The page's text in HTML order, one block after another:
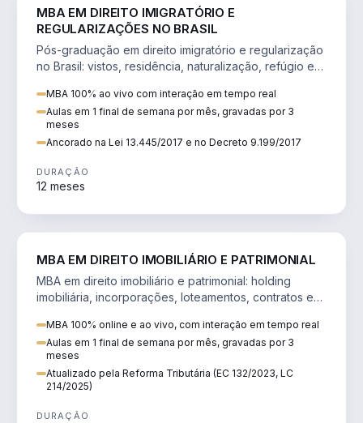
MBA EM DIREITO IMIGRATÓRIO E
REGULARIZAÇÕES NO BRASIL
Pós-graduação em direito imigratório e regularização
no Brasil: vistos, residência, naturalização, refúgio e
MBA 100% ao vivo com interação em tempo real
Aulas em 1 final de semana por mês, gravadas por 3
meses
Ancorado na Lei 13.445/2017 e no Decreto 9.199/2017
DURAÇÃO
12 meses
MBA EM DIREITO IMOBILIÁRIO E PATRIMONIAL
MBA em direito imobiliário e patrimonial: holding
imobiliária, incorporações, loteamentos, contratos e
MBA 100% online e ao vivo, com interação em tempo real
Aulas em 1 final de semana por mês, gravadas por 3
meses
Atualizado pela Reforma Tributária (EC 132/2023, LC
214/2025)
DURAÇÃO